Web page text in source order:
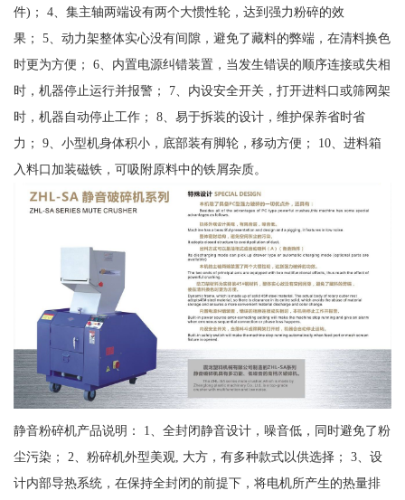
件)； 4、集主轴两端设有两个大惯性轮，达到强力粉碎的效
果； 5、动力架整体实心没有间隙，避免了藏料的弊端，在清料换色
时更为方便； 6、内置电源纠错装置，当发生错误的顺序连接或失相
时，机器停止运行并报警； 7、内设安全开关，打开进料口或筛网架
时，机器自动停止工作； 8、易于拆装的设计，维护保养省时省
力； 9、小型机身体积小，底部装有脚轮，移动方便； 10、进料箱
入料口加装磁铁，可吸附原料中的铁屑杂质。
静音粉碎机产品说明： 1、全封闭静音设计，噪音低，同时避免了粉
尘污染； 2、粉碎机外型美观, 大方，有多种款式以供选择； 3、设
计内部导热系统，在保持全封闭的前提下，将电机所产生的热量排